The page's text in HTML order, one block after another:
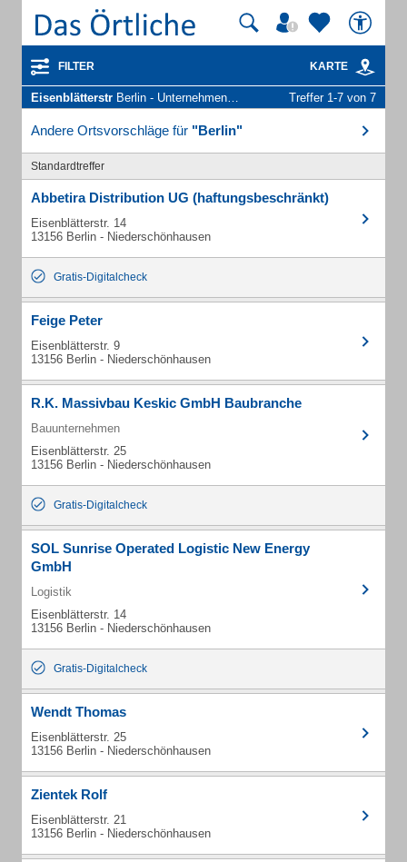
FILTER KARTE
Eisenblätterstr Berlin - Unternehmen und Personen Treffer 1-7 von 7
Andere Ortsvorschläge für "Berlin"
Standardtreffer
Abbetira Distribution UG (haftungsbeschränkt)
Eisenblätterstr. 14
13156 Berlin - Niederschönhausen
Gratis-Digitalcheck
Feige Peter
Eisenblätterstr. 9
13156 Berlin - Niederschönhausen
R.K. Massivbau Keskic GmbH Baubranche
Bauunternehmen
Eisenblätterstr. 25
13156 Berlin - Niederschönhausen
Gratis-Digitalcheck
SOL Sunrise Operated Logistic New Energy
GmbH
Logistik
Eisenblätterstr. 14
13156 Berlin - Niederschönhausen
Gratis-Digitalcheck
Wendt Thomas
Eisenblätterstr. 25
13156 Berlin - Niederschönhausen
Zientek Rolf
Eisenblätterstr. 21
13156 Berlin - Niederschönhausen